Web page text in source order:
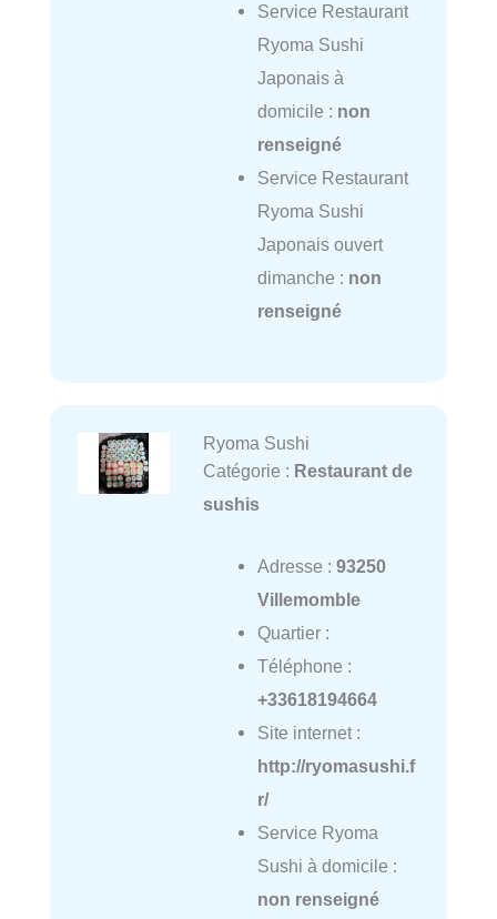
Service Restaurant
Ryoma Sushi
Japonais à
domicile : non
renseigné
Service Restaurant
Ryoma Sushi
Japonais ouvert
dimanche : non
renseigné
Ryoma Sushi
Catégorie : Restaurant de
sushis
Adresse : 93250
Villemomble
Quartier :
Téléphone :
+33618194664
Site internet :
http://ryomasushi.f
r/
Service Ryoma
Sushi à domicile :
non renseigné